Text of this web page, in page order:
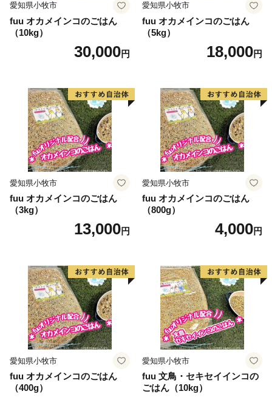
愛知県小牧市
fuu オカメインコのごはん
（10kg）
30,000円
愛知県小牧市
fuu オカメインコのごはん
（5kg）
18,000円
愛知県小牧市
fuu オカメインコのごはん
（3kg）
13,000円
愛知県小牧市
fuu オカメインコのごはん
（800g）
4,000円
愛知県小牧市
fuu オカメインコのごはん
（400g）
愛知県小牧市
fuu 文鳥・セキセイインコの
ごはん（10kg）